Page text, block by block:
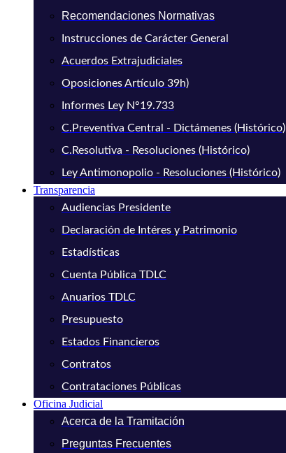
Recomendaciones Normativas
Instrucciones de Carácter General
Acuerdos Extrajudiciales
Oposiciones Artículo 39h)
Informes Ley N°19.733
C.Preventiva Central - Dictámenes (Histórico)
C.Resolutiva - Resoluciones (Histórico)
Ley Antimonopolio - Resoluciones (Histórico)
Transparencia
Audiencias Presidente
Declaración de Intéres y Patrimonio
Estadísticas
Cuenta Pública TDLC
Anuarios TDLC
Presupuesto
Estados Financieros
Contratos
Contrataciones Públicas
Oficina Judicial
Acerca de la Tramitación
Preguntas Frecuentes